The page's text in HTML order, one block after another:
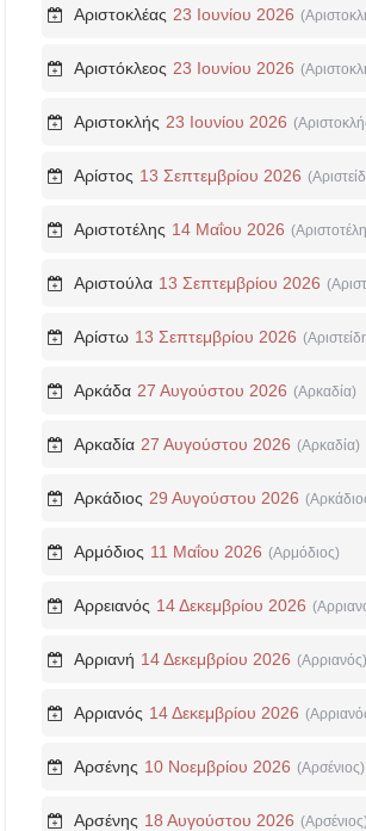
Αριστοκλέας 23 Ιουνίου 2026
Αριστόκλεος 23 Ιουνίου 2026
Αριστοκλής 23 Ιουνίου 2026
Αρίστος 13 Σεπτεμβρίου 2026
Αριστοτέλης 14 Μαΐου 2026
Αριστούλα 13 Σεπτεμβρίου 2026
Αρίστω 13 Σεπτεμβρίου 2026
Αρκάδα 27 Αυγούστου 2026 (Αρκαδία)
Αρκαδία 27 Αυγούστου 2026 (Αρκαδία)
Αρκάδιος 29 Αυγούστου 2026
Αρμόδιος 11 Μαΐου 2026 (Αρμόδιος)
Αρρειανός 14 Δεκεμβρίου 2026
Αρριανή 14 Δεκεμβρίου 2026 (Αρριανός)
Αρριανός 14 Δεκεμβρίου 2026
Αρσένης 10 Νοεμβρίου 2026 (Αρσένιος)
Αρσένης 18 Αυγούστου 2026 (Αρσένιος)